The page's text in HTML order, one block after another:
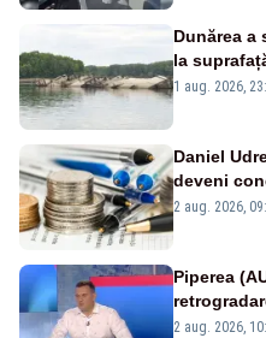
Dunărea a
la
război
1 aug. 2026,
Daniel
deveni
viitoare?
2 aug. 2026,
Piperea
catastrofă
2 aug. 2026,